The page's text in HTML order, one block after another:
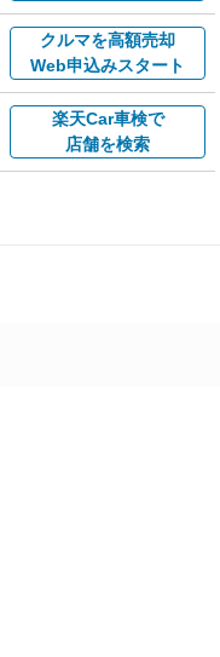
クルマを高額売却
Web申込みスタート
楽天Car車検で
店舗を検索